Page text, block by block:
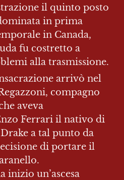
il quinto posto
in prima
in Canada,
fu costretto a
alla trasmissione.
arrivò nel
compagno
aveva
Ferrari il nativo di
a tal punto da
di portare il
inizio un’ascesa